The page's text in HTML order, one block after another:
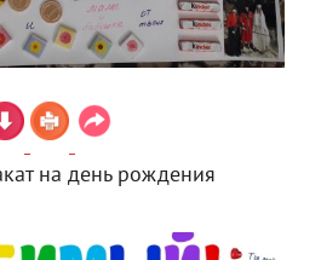
на день рождения